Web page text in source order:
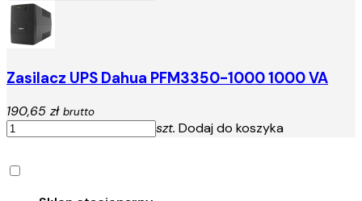
Zasilacz UPS Dahua PFM3350-1000 1000 VA
190,65 zł brutto
szt. Dodaj do koszyka